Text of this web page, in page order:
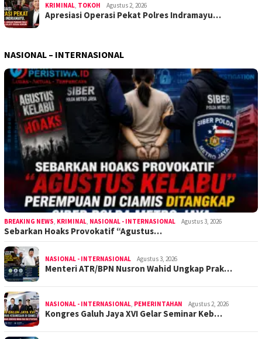
KRIMINAL TOKOH Agustus 2, 2026
Apresiasi Operasi Pekat Polres Indramayu…
NASIONAL – INTERNASIONAL
BREAKING NEWS KRIMINAL NASIONAL - INTERNASIONAL Agustus 3, 2026
Sebarkan Hoaks Provokatif “Agustus…
NASIONAL - INTERNASIONAL Agustus 3, 2026
Menteri ATR/BPN Nusron Wahid Ungkap Prak…
NASIONAL - INTERNASIONAL PEMERINTAHAN Agustus 2, 2026
Kongres Galuh Jaya XVI Gelar Seminar Keb…